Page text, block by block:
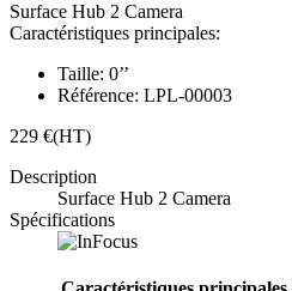
Surface Hub 2 Camera
Caractéristiques principales:
Taille: 0’’
Référence: LPL-00003
229 €(HT)
Description
Surface Hub 2 Camera
Spécifications